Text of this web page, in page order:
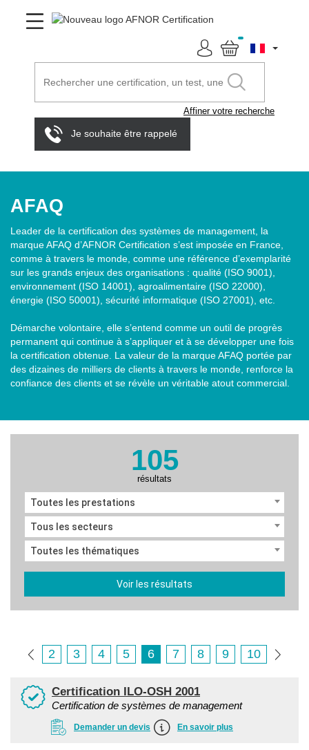
Affiner votre recherche
Je souhaite être rappelé
AFAQ
Leader de la certification des systèmes de management, la
marque AFAQ d’AFNOR Certification s’est imposée en France,
comme à travers le monde, comme une référence d’exemplarité
sur les grands enjeux des organisations : qualité (ISO 9001),
environnement (ISO 14001), agroalimentaire (ISO 22000),
énergie (ISO 50001), sécurité informatique (ISO 27001), etc.
Démarche volontaire, elle s’entend comme un outil de progrès
permanent qui continue à s’appliquer et à se développer une fois
la certification obtenue. La valeur de la marque AFAQ portée par
des dizaines de milliers de clients à travers le monde, renforce la
confiance des clients et se révèle un véritable atout commercial.
105
résultats
Toutes les prestations
Tous les secteurs
Toutes les thématiques
Voir les résultats
2 3 4 5 6 7 8 9 10
Certification ILO-OSH 2001
Certification de systèmes de management
Demander un devis En savoir plus